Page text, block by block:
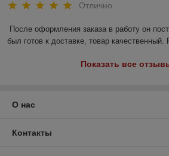
Отлично
После оформления заказа в работу он
был готов к доставке, товар
Показать все
О нас
Контакты